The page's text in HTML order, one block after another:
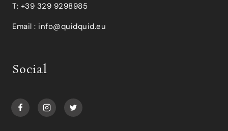
T: +39 329 9298985
Email : info@quidquid.eu
Social